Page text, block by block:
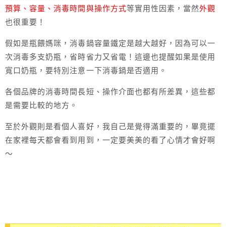
預算、容量、消毒時間與操作方式等實用性因素，當然外觀
也很重要！
假如是瓶餵媽咪，消毒鍋容量鐵定是越大越好，因為可以一
次消毒多支奶瓶，省時省力又省電！這邊也提醒如果是使用
寬口奶瓶，要特別注意一下消毒鍋是否適用。
各個品牌的消毒時間長短、操作介面也都有所差異，這些都
是需要比較的地方。
至於外觀則是看個人喜好，我自己是覺得滿重要的，畢竟擺
在家裡每天都會看到用到，一定要美美的看了心情才會好啊
～